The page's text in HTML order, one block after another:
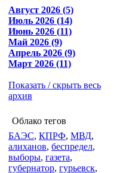
Август 2026 (5)
Июль 2026 (14)
Июнь 2026 (11)
Май 2026 (9)
Апрель 2026 (9)
Март 2026 (11)
Показать / скрыть весь
архив
Облако тегов
БАЭС, КПРФ, МВД,
алиханов, беспредел,
выборы, газета,
губернатор, гурьевск,